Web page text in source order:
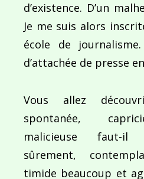
d’existence. D’un
Je me suis alors
école de
d’attachée de presse
Vous allez
spontanée,
malicieuse faut-il
sûrement,
timide beaucoup et